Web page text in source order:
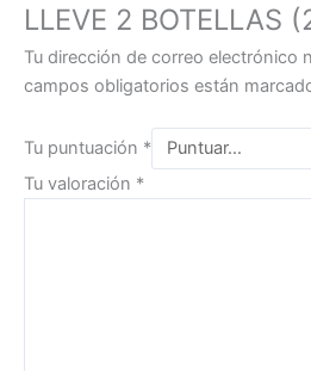
LLEVE 2 BOTELLAS
Tu dirección de correo electrónico
campos obligatorios están
Tu puntuación *
Tu valoración *